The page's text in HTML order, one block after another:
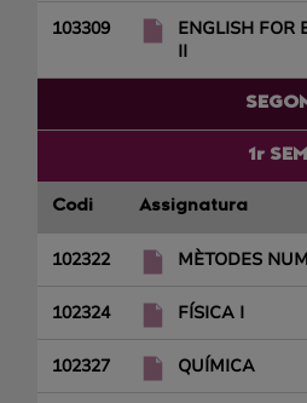
103309
ENGLISH FOR
II
1r
Codi Assignatura
102322 MÈTODES
102324 FÍSICA I
102327 QUÍMICA